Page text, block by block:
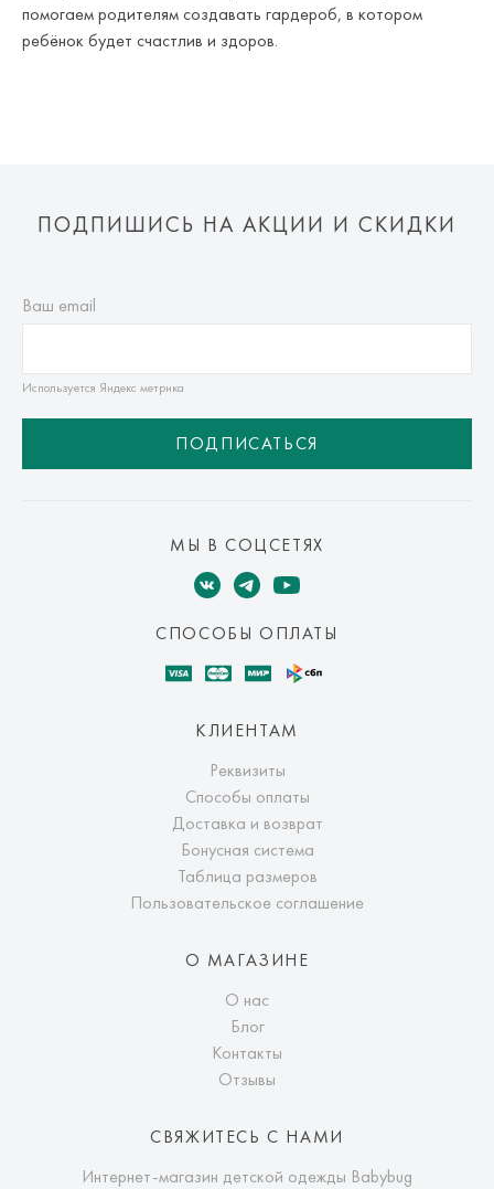
помогаем родителям создавать гардероб, в котором
ребёнок будет счастлив и здоров.
ПОДПИШИСЬ НА АКЦИИ И СКИДКИ
Ваш email
Используется Яндекс метрика
ПОДПИСАТЬСЯ
МЫ В СОЦСЕТЯХ
СПОСОБЫ ОПЛАТЫ
КЛИЕНТАМ
Реквизиты
Способы оплаты
Доставка и возврат
Бонусная система
Таблица размеров
Пользовательское соглашение
О МАГАЗИНЕ
О нас
Блог
Контакты
Отзывы
СВЯЖИТЕСЬ С НАМИ
Интернет-магазин детской одежды Babybug